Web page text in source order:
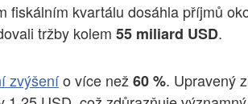
fiskálním kvartálu dosáhla příjmů
tržby kolem 55 miliard USD.
zvýšenío více než 60 %. Upravený